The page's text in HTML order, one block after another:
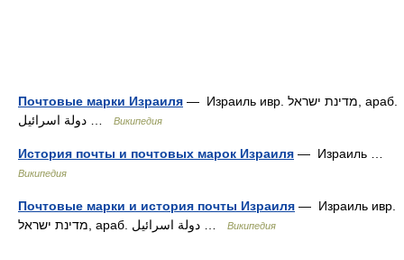
Почтовые марки Израиля — Израиль ивр. מדינת ישראל‎, араб.
Википедия
История почты и почтовых марок Израиля — Израиль …
Википедия
Почтовые марки и история почты Израиля — Израиль ивр.
Википедия